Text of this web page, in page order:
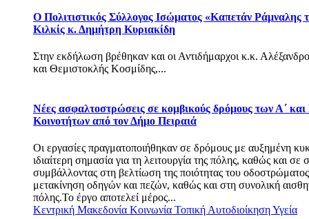
Ο Πολιτιστικός Σύλλογος Ισώματος «Καπετάν Ράμναλης
Κιλκίς κ. Δημήτρη Κυριακίδη
Στην εκδήλωση βρέθηκαν και οι Αντιδήμαρχοι κ.κ.
και Θεμιστοκλής Κοσμίδης,...
Νέες ασφαλτοστρώσεις σε κομβικούς δρόμους των Α΄
Κοινοτήτων από τον Δήμο Πειραιά
Οι εργασίες πραγματοποιήθηκαν σε δρόμους με αυξημένη
ιδιαίτερη σημασία για τη λειτουργία της πόλης, καθώς και σε
συμβάλλοντας στη βελτίωση της ποιότητας του
μετακίνηση οδηγών και πεζών, καθώς και στη συνολική
πόλης.Το έργο αποτελεί μέρος...
Κεντρική Μακεδονία Κοινωνία Τοπική ΑυτοδιοίκησηΥγεία